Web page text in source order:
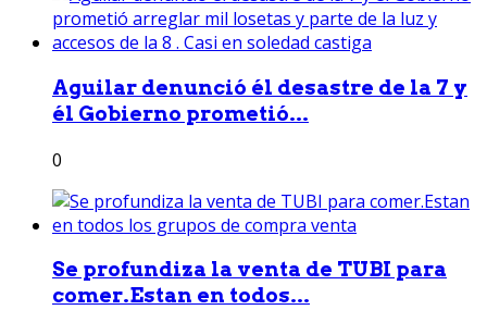
Aguilar denunció él desastre de la 7 y
él Gobierno prometió...
0
Se profundiza la venta de TUBI para
comer.Estan en todos...